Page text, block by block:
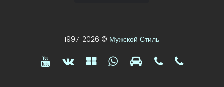
1997-2026 © Мужской Стиль